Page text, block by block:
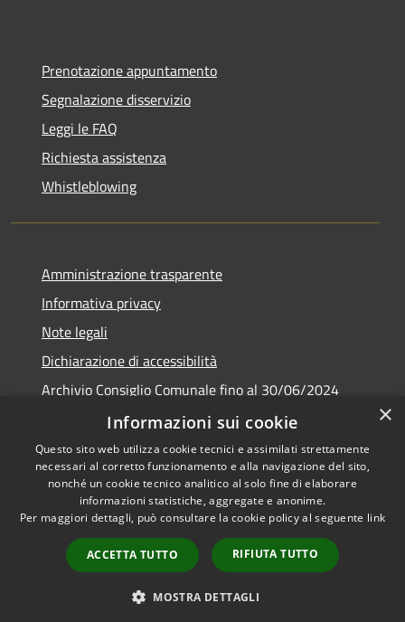
Prenotazione appuntamento
Segnalazione disservizio
Leggi le FAQ
Richiesta assistenza
Whistleblowing
Amministrazione trasparente
Informativa privacy
Note legali
Dichiarazione di accessibilità
Archivio Consiglio Comunale fino al 30/06/2024
Consiglio Comunale Online
RSS
Accessibilità
Copyright © 2026 • Comune di
Municipium•
Accesso
redazione
×
Informazioni sui cookie
Questo sito web utilizza cookie tecnici e assimilati strettamente
necessari al corretto funzionamento e alla navigazione del sito,
nonché un cookie tecnico analitico al solo fine di elaborare
informazioni statistiche, aggregate e anonime.
Per maggiori dettagli, può consultare la cookie policy al seguente link
ACCETTA TUTTO RIFIUTA TUTTO
MOSTRA DETTAGLI